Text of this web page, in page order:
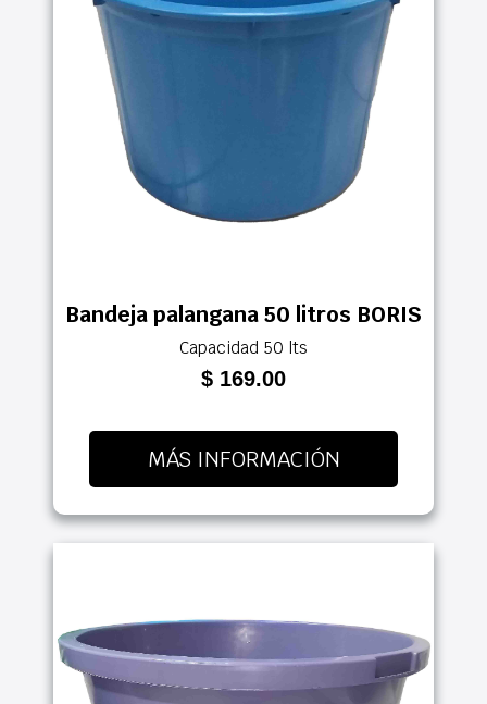
Bandeja palangana 50 litros BORIS
Capacidad 50 lts
$ 169.00
MÁS INFORMACIÓN